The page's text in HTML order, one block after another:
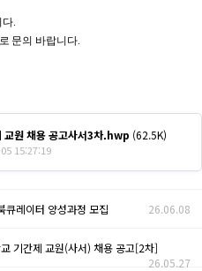
.
로 문의 바랍니다.
교원 채용 공고사서3차.hwp (62.5K)
15:27:19
레이터 양성과정 모집 26.06.08
기간제 교원(사서) 채용 공고[2차]
26.05.27